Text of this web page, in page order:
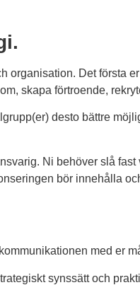
organisation. Det första
skapa förtroende,
desto bättre
Ni behöver slå
bör innehålla
med er
synssätt och